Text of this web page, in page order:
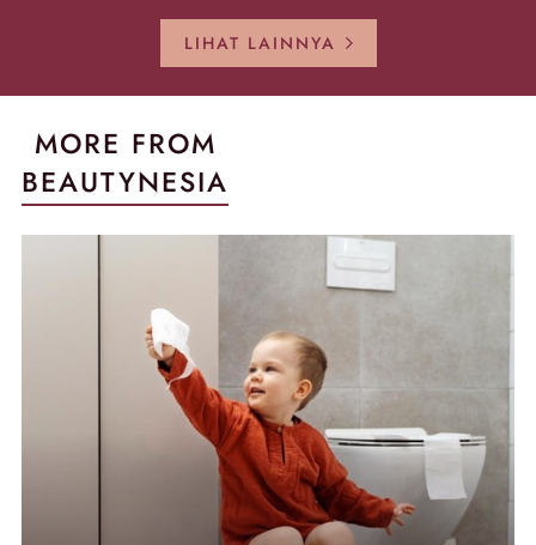
LIHAT LAINNYA
MORE FROM
BEAUTYNESIA